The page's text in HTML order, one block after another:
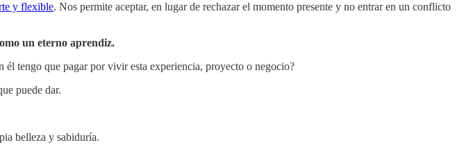
y flexible. Nos permite aceptar, en lugar de rechazar el momento presente y no entrar en un conflicto
un eterno aprendiz.
tengo que pagar por vivir esta experiencia, proyecto o negocio?
puede dar.
belleza y sabiduría.